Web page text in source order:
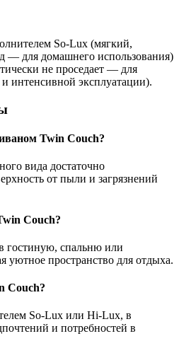
So-Lux (мягкий,
— для домашнего использования)
не проседает — для
интенсивной эксплуатации).
Twin Couch?
вида достаточно
от пыли и загрязнений
Couch?
гостиную, спальню или
уютное пространство для отдыха.
Couch?
So-Lux или Hi-Lux, в
и потребностей в